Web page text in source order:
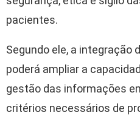
pacientes.
Segundo ele, a integração
poderá ampliar a
gestão das informações
critérios necessários de